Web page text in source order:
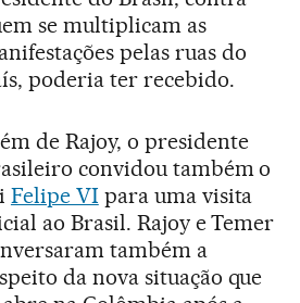
se multiplicam as
pelas ruas do
poderia ter recebido.
de Rajoy, o presidente
convidou também o
Felipe VI para uma visita
ao Brasil. Rajoy e Temer
também a
da nova situação que